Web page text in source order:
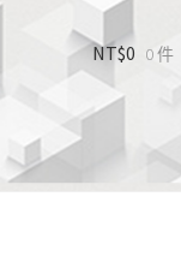
NT$0 0 件